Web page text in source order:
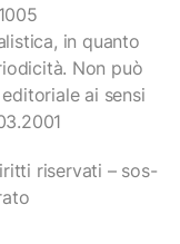
in quanto
Non può
ai sensi
riservati – sos-